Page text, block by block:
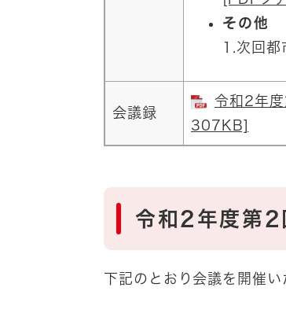
その他
1.次回都
会議録
令和2年
307KB]
令和2年度第2
下記のとおり会議を開催い